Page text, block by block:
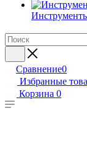
Сравнение0
Избранные
Корзина 0